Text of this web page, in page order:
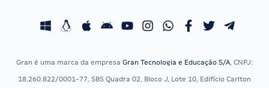
Concursos Fiscais
Calendário OAB
Gran é uma marca da empresa Gran Tecnologia e Educação S/A, CNPJ:
18.260.822/0001-77, SBS Quadra 02, Bloco J, Lote 10, Edifício Carlton